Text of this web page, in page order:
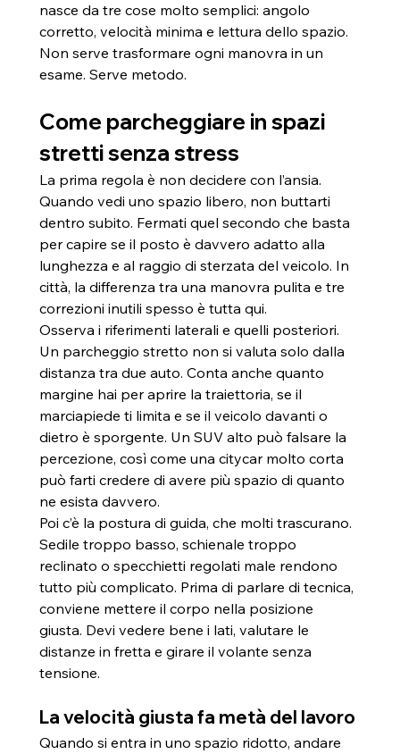
nasce da tre cose molto semplici: angolo
corretto, velocità minima e lettura dello spazio.
Non serve trasformare ogni manovra in un
esame. Serve metodo.
Come parcheggiare in spazi
stretti senza stress
La prima regola è non decidere con l’ansia.
Quando vedi uno spazio libero, non buttarti
dentro subito. Fermati quel secondo che basta
per capire se il posto è davvero adatto alla
lunghezza e al raggio di sterzata del veicolo. In
città, la differenza tra una manovra pulita e tre
correzioni inutili spesso è tutta qui.
Osserva i riferimenti laterali e quelli posteriori.
Un parcheggio stretto non si valuta solo dalla
distanza tra due auto. Conta anche quanto
margine hai per aprire la traiettoria, se il
marciapiede ti limita e se il veicolo davanti o
dietro è sporgente. Un SUV alto può falsare la
percezione, così come una citycar molto corta
può farti credere di avere più spazio di quanto
ne esista davvero.
Poi c’è la postura di guida, che molti trascurano.
Sedile troppo basso, schienale troppo
reclinato o specchietti regolati male rendono
tutto più complicato. Prima di parlare di tecnica,
conviene mettere il corpo nella posizione
giusta. Devi vedere bene i lati, valutare le
distanze in fretta e girare il volante senza
tensione.
La velocità giusta fa metà del lavoro
Quando si entra in uno spazio ridotto, andare